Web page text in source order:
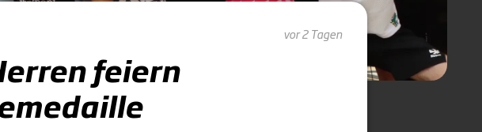
vor 2 Tagen
feiern